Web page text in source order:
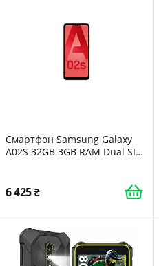
Смартфон Samsung Galaxy
A02S 32GB 3GB RAM Dual SIM
6 425